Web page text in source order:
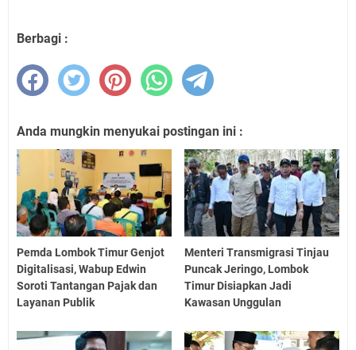
Berbagi :
Anda mungkin menyukai postingan ini :
Pemda Lombok Timur Genjot
Digitalisasi, Wabup Edwin
Soroti Tantangan Pajak dan
Layanan Publik
Menteri Transmigrasi Tinjau
Puncak Jeringo, Lombok
Timur Disiapkan Jadi
Kawasan Unggulan